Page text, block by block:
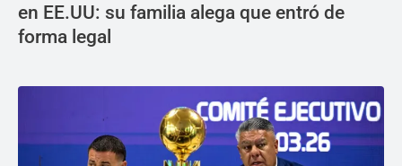
en EE.UU: su familia alega que entró de
forma legal